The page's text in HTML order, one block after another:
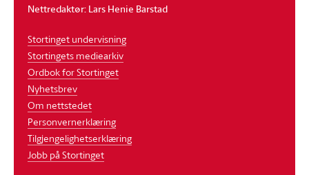
Nettredaktør: Lars Henie Barstad
Stortinget undervisning
Stortingets mediearkiv
Ordbok for Stortinget
Nyhetsbrev
Om nettstedet
Personvernerklæring
Tilgjengelighetserklæring
Jobb på Stortinget